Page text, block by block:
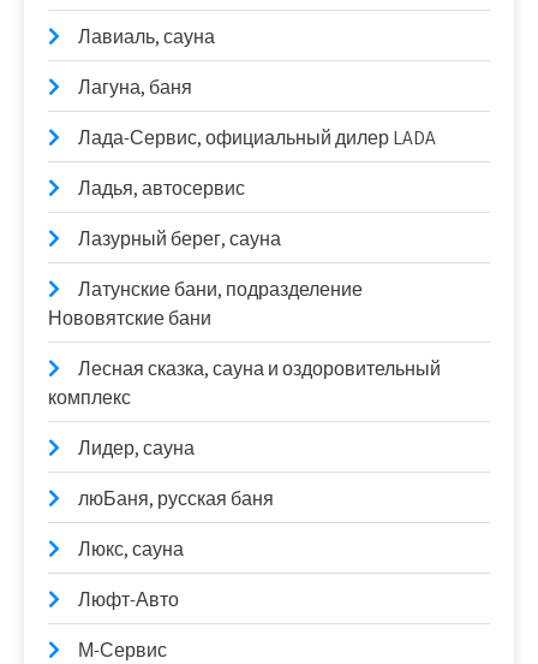
Лавиаль, сауна
Лагуна, баня
Лада-Сервис, официальный дилер LADA
Ладья, автосервис
Лазурный берег, сауна
Латунские бани, подразделение
Нововятские бани
Лесная сказка, сауна и оздоровительный
комплекс
Лидер, сауна
люБаня, русская баня
Люкс, сауна
Люфт-Авто
М-Сервис